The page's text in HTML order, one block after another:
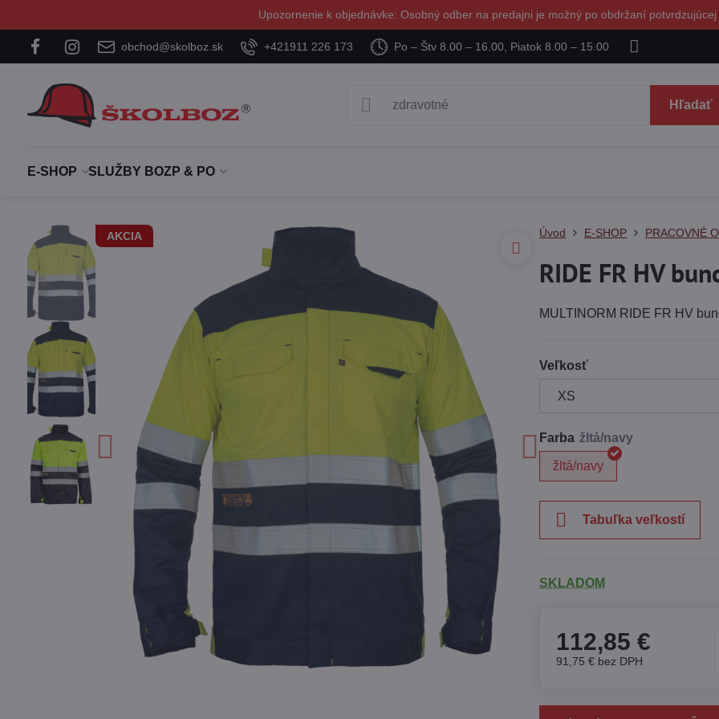
Upozornenie k objednávke: Osobný odber na predajni je možný po obdržaní potvrdzujúcej
obchod@skolboz.sk +421911 226 173 Po – Štv 8.00 – 16.00, Piatok 8.00 – 15.00
Hľadať
E-SHOP SLUŽBY BOZP & PO
AKCIA Úvod E-SHOP PRACOVNÉ
RIDE FR HV
MULTINORM RIDE FR HV
Veľkosť
Farba
žltá/navy
Tabuľka veľkostí
SKLADOM
112,85 €
91,75 € bez DPH